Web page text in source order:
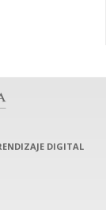
DIGITAL